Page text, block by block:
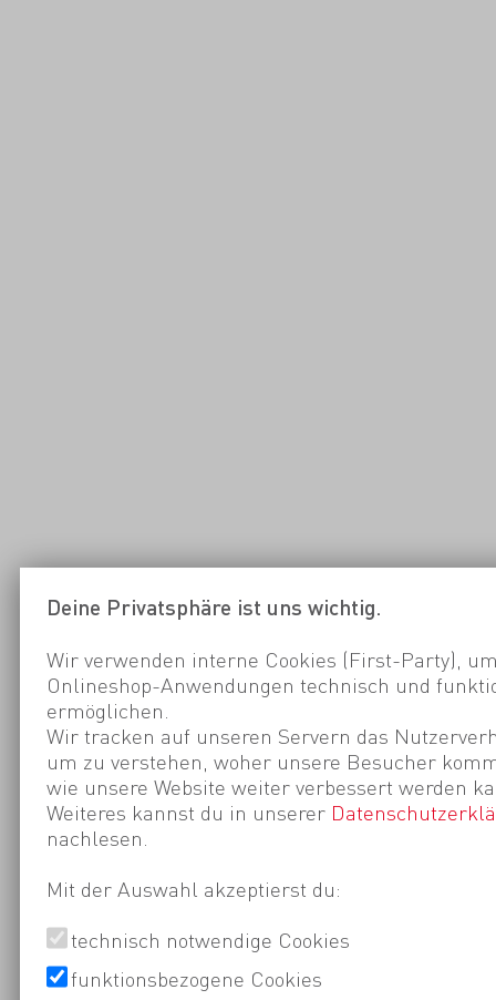
Deine Privatsphäre ist uns wichtig.
Wir verwenden interne Cookies (First-Party),
Onlineshop-Anwendungen technisch und
ermöglichen.
Wir tracken auf unseren Servern das
um zu verstehen, woher unsere Besucher
wie unsere Website weiter verbessert werden
Weiteres kannst du in unserer
nachlesen.
Mit der Auswahl akzeptierst du:
technisch notwendige Cookies
funktionsbezogene Cookies